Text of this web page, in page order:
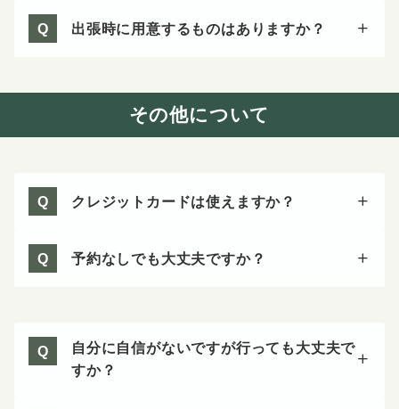
Q 出張時に用意するものはありますか？
その他について
Q クレジットカードは使えますか？
Q 予約なしでも大丈夫ですか？
Q
自分に自信がないですが行っても大丈夫で
すか？